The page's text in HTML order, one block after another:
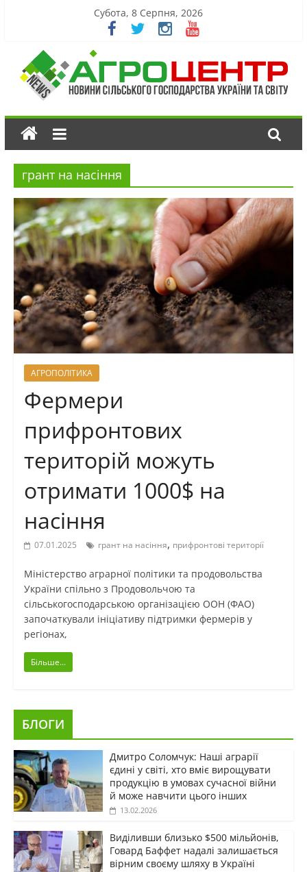
Субота, 8 Серпня, 2026
грант на насіння
АГРОПОЛІТИКА
Фермери
прифронтових
територій можуть
отримати 1000$ на
насіння
07.01.2025 грант на насіння, прифронтові території
Міністерство аграрної політики та продовольства
України спільно з Продовольчою та
сільськогосподарською організацією ООН (ФАО)
започаткували ініціативу підтримки фермерів у
регіонах,
Більше...
БЛОГИ
Дмитро Соломчук: Наші аграрії
єдині у світі, хто вміє вирощувати
продукцію в умовах сучасної війни
й може навчити цього інших
13.02.2026
Виділивши близько $500 мільйонів,
Говард Баффет надалі залишається
вірним своєму шляху в Україні